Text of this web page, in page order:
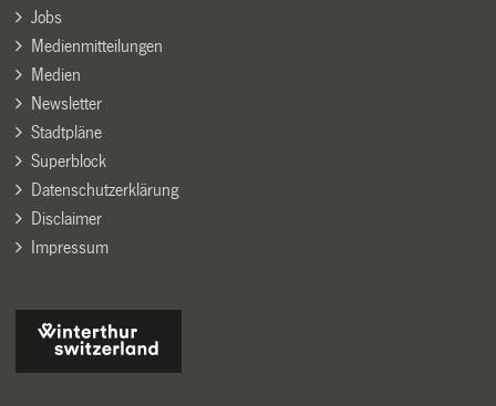
Jobs
Medienmitteilungen
Medien
Newsletter
Stadtpläne
Superblock
Datenschutzerklärung
Disclaimer
Impressum